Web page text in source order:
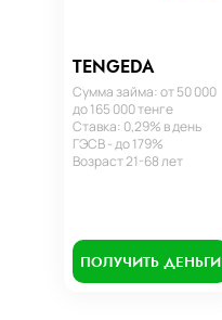
TENGEDA
Сумма займа: от 50 000
до 165 000 тенге
Ставка: 0,29% в день
ГЭСВ - до 179%
Возраст 21-68 лет
ПОЛУЧИТЬ ДЕНЬГИ